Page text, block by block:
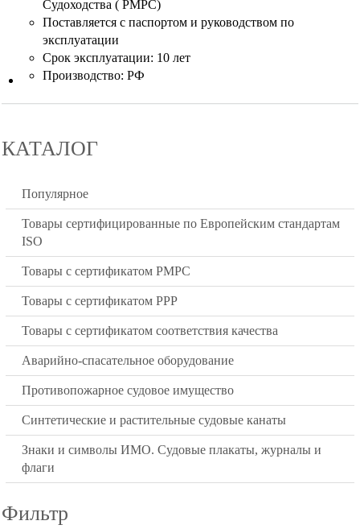
Судоходства ( РМРС)
Поставляется с паспортом и руководством по
эксплуатации
Срок эксплуатации: 10 лет
Производство: РФ
КАТАЛОГ
Популярное
Товары сертифицированные по Европейским стандартам
ISO
Товары с сертификатом РМРС
Товары с сертификатом РРР
Товары с сертификатом соответствия качества
Аварийно-спасательное оборудование
Противопожарное судовое имущество
Синтетические и растительные судовые канаты
Знаки и символы ИМО. Судовые плакаты, журналы и
флаги
Фильтр